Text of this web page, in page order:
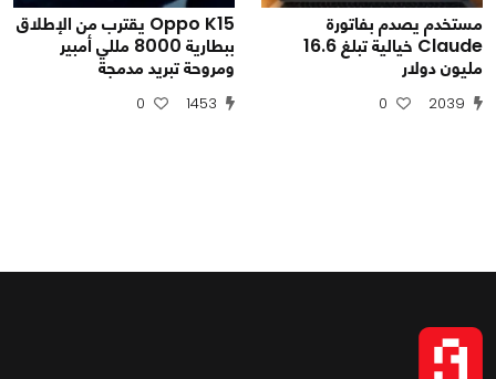
مستخدم يصدم بفاتورة
Claude خيالية تبلغ 16.6
مليون دولار
2039
0
Oppo K15 يقترب من الإطلاق
ببطارية 8000 مللي أمبير
ومروحة تبريد مدمجة
1453
0